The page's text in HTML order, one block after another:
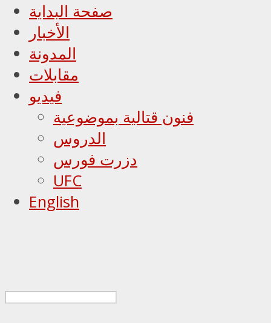
صفحة البداية
الأخبار
المدونة
مقابلات
فيديو
فنون قتالية بموضوعية
الدروس
دزرت فورس
UFC
English